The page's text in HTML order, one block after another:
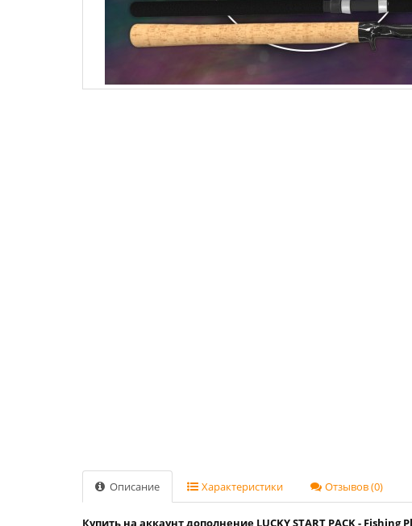
Описание Характеристики Отзывов (0)
Купить на аккаунт дополнение LUCKY START PACK - Fishing